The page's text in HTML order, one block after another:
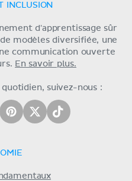
INCLUSION
d'apprentissage sûr
modèles diversifiée, une
communication ouverte
En savoir plus.
suivez-nous :